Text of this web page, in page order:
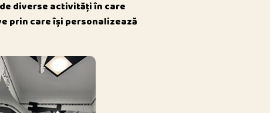
diverse activități în care
prin care își personalizează